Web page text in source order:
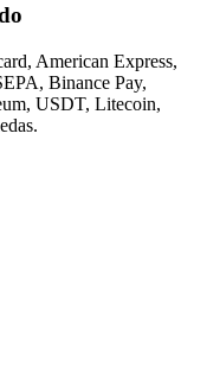
American Express,
Binance Pay,
USDT, Litecoin,